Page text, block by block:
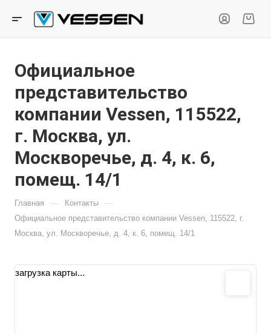
Официальное
представительство
компании Vessen, 115522,
г. Москва, ул.
Москворечье, д. 4, к. 6,
помещ. 14/1
Главная — Контакты —
Официальное представительство компании Vessen, 115522, г.
Москва, ул. Москворечье, д. 4, к. 6, помещ. 14/1
загрузка карты...